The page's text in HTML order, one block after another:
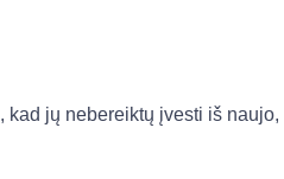
jų nebereiktų įvesti iš